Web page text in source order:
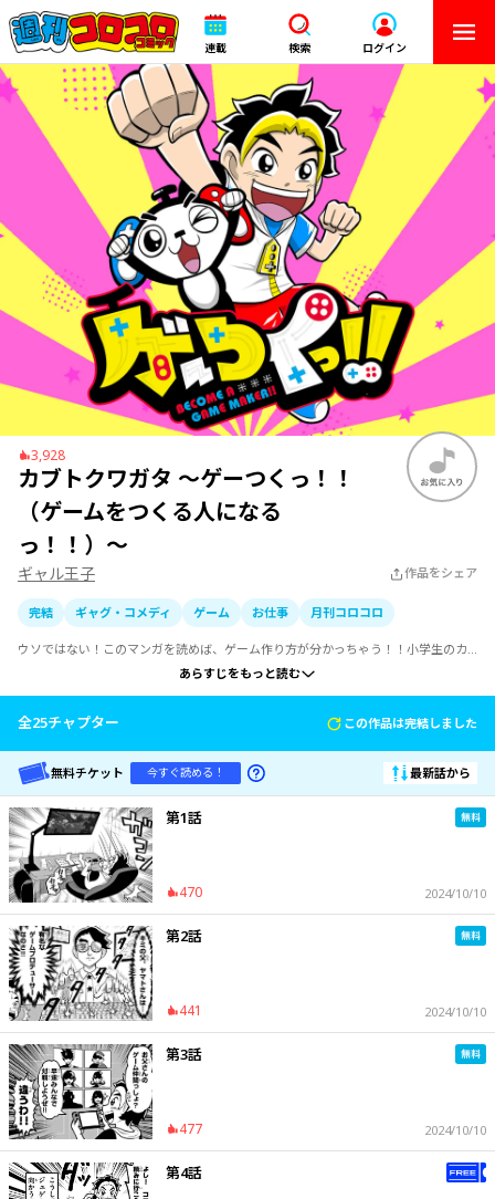
連載 検索 ログイン
3,928
カブトクワガタ 〜ゲーつくっ！！
（ゲームをつくる人になる
っ！！）〜
ギャル王子 作品をシェア
完結 ギャグ・コメディ ゲーム お仕事 月刊コロコロ
ウソではない！このマンガを読めば、ゲーム作り方が分かっちゃう！！小学生のカ
ブトが助手のロボット・ジュゲムと初めてのゲーム作りに挑戦するぞ！コロコロコ
ミック初のゲーム作品「カブトクワガタ」（Nintendo Switch　ダウンロード専売
あらすじをもっと読む
全25チャプター この作品は完結しました
無料チケット 今すぐ読める！ 最新話から
第1話
470 2024/10/10
第2話
441 2024/10/10
第3話
477 2024/10/10
第4話